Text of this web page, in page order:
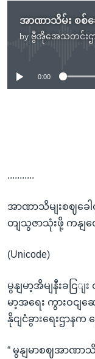
by ဗွီအိုအေသတင်းဌ
No
0:00
...........
အာဏာသိမျးစဈခေါ
တျသွဇာသုံးဖို့ ကနျတ
(Unicode)
မွနျမာ့အိမျနီးခငြ
မာ့အရေး ကွားဝငျ
နိုငျငံခွားရေးဌာန
“ မွနျမာစဈအာဏာ